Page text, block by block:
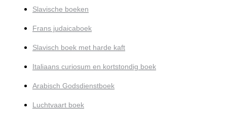
Slavische boeken
Frans judaicaboek
Slavisch boek met harde kaft
Italiaans curiosum en kortstondig boek
Arabisch Godsdienstboek
Luchtvaart boek